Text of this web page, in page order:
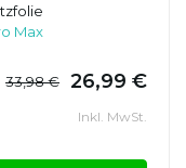
Max
33,98 € 26,99 €
Inkl. MwSt.